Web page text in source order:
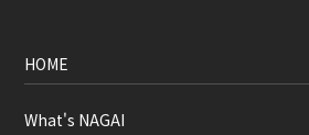
HOME
What's NAGAI